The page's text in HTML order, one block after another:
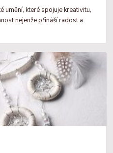
umění, které spojuje kreativitu,
nejenže přináší radost a